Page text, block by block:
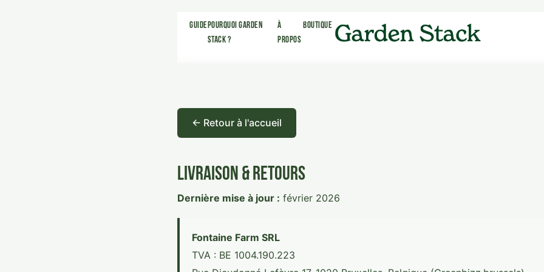
GuidePourquoi Garden
Stack ?
À
Propos
Boutique
← Retour à l'accueil
Livraison & Retours
Dernière mise à jour : février 2026
Fontaine Farm SRL
TVA : BE 1004.190.223